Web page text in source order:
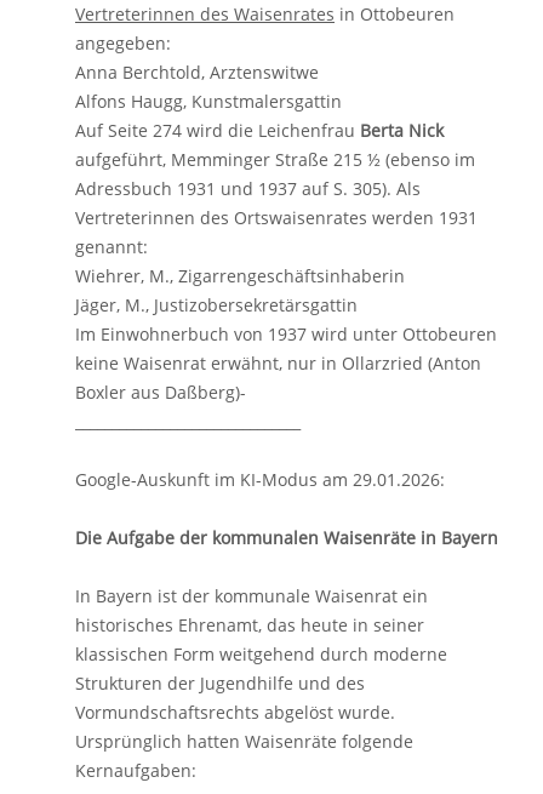
Vertreterinnen des Waisenrates in Ottobeuren
angegeben:
Anna Berchtold, Arztenswitwe
Alfons Haugg, Kunstmalersgattin
Auf Seite 274 wird die Leichenfrau Berta Nick
aufgeführt, Memminger Straße 215 ½ (ebenso im
Adressbuch 1931 und 1937 auf S. 305). Als
Vertreterinnen des Ortswaisenrates werden 1931
genannt:
Wiehrer, M., Zigarrengeschäftsinhaberin
Jäger, M., Justizobersekretärsgattin
Im Einwohnerbuch von 1937 wird unter Ottobeuren
keine Waisenrat erwähnt, nur in Ollarzried (Anton
Boxler aus Daßberg)-
Google-Auskunft im KI-Modus am 29.01.2026:
Die Aufgabe der kommunalen Waisenräte in Bayern
In Bayern ist der kommunale Waisenrat ein
historisches Ehrenamt, das heute in seiner
klassischen Form weitgehend durch moderne
Strukturen der Jugendhilfe und des
Vormundschaftsrechts abgelöst wurde.
Ursprünglich hatten Waisenräte folgende
Kernaufgaben: